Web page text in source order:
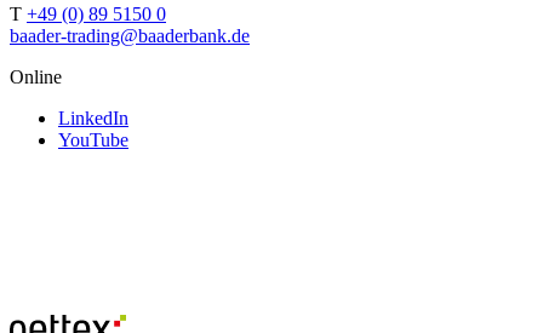
T +49 (0) 89 5150 0
baader-trading@baaderbank.de
Online
LinkedIn
YouTube